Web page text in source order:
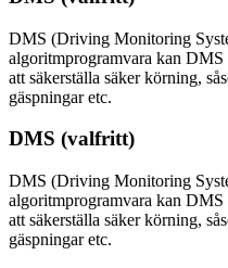
DMS (Driving Monitoring
algoritmprogramvara kan
att säkerställa säker körning,
gäspningar etc.
DMS (valfritt)
DMS (Driving Monitoring
algoritmprogramvara kan
att säkerställa säker körning,
gäspningar etc.